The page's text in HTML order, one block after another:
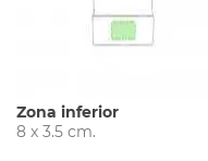
Zona inferior
8 x 3.5 cm.